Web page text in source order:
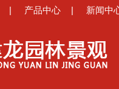
| 产品中心 | 新闻中